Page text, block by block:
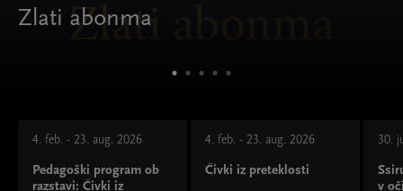
Zlati abonma
4. feb. - 23. aug. 2026
Pedagoški program ob
razstavi: Čivki iz
4. feb. - 23. aug. 2026
Čivki iz preteklosti
30.
v